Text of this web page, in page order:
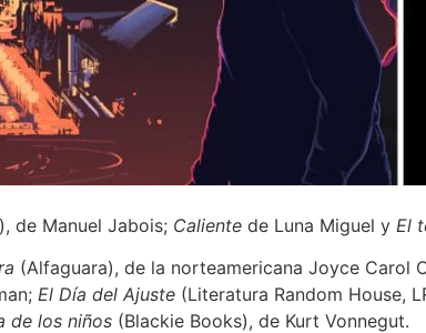
de Manuel Jabois; Caliente de Luna Miguel y El
(Alfaguara), de la norteamericana Joyce Carol
El Día del Ajuste (Literatura Random House,
de los niños (Blackie Books), de Kurt Vonnegut.